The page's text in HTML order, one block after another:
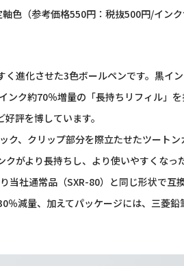
軸色（参考価格550円：税抜500円/イン
進化させた3色ボールペンです。黒イ
ク約70％増量の「長持ちリフィル」
評を博しています。
、クリップ部分を際立たせたツート
がより長持ちし、より使いやすくなっ
社通常品（SXR-80）と同じ形状で
減量、加えてパッケージには、三菱